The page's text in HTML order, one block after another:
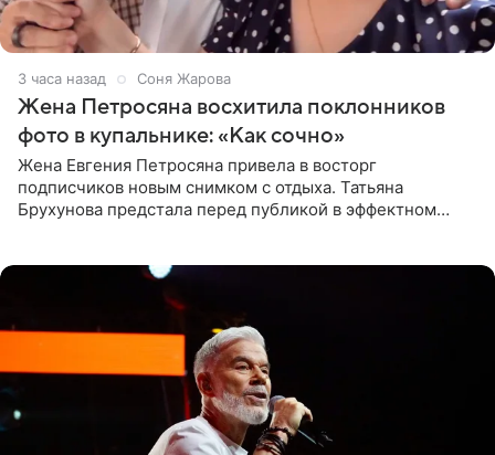
3 часа назад Соня Жарова
Жена Петросяна восхитила поклонников
фото в купальнике: «Как сочно»
Жена Евгения Петросяна привела в восторг
подписчиков новым снимком с отдыха. Татьяна
Брухунова предстала перед публикой в эффектном